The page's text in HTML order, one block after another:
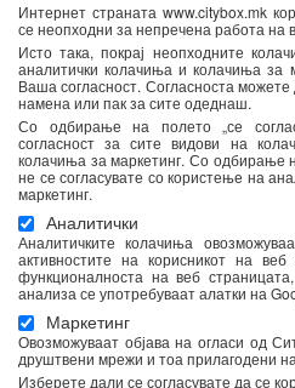
Интернет страната www.citybox.mk
се неопходни за непречена работа на
Исто така, покрај неопходните
аналитички колачиња и колачиња за
Ваша согласност. Согласноста
намена или пак за сите одеднаш.
Со одбирање на полето „се
согласност за сите видови на
колачиња за маркетинг. Со одбирање
не се согласувате со користење на
маркетинг.
Аналитички
Аналитичките колачиња
активностите на корисникот на
функционалноста на веб
анализа се употребуваат алатки на
Маркетинг
Овозможуваат објава на огласи од
друштвени мрежи и тоа прилагодени
Изберете дали се согласувате да се
Се согласувам дека Спорт М ги
податоци од оваа форма за
(информирање за новости и
пошта. Податоците ќе бидат
важечките закони со кои се
податоци. Можете да ја
секое време. Повеќе